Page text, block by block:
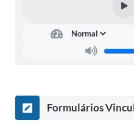
Legislação
Lei de acesso à informação
Formulários